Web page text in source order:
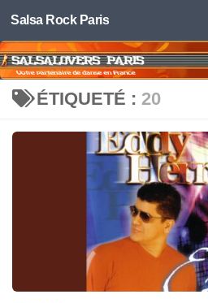
Skip to content
Salsa Rock Paris
ÉTIQUETÉ : 20